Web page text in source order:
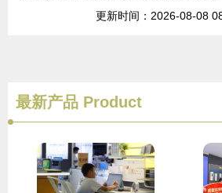
更新时间：2026-08-08
最新产品 Product